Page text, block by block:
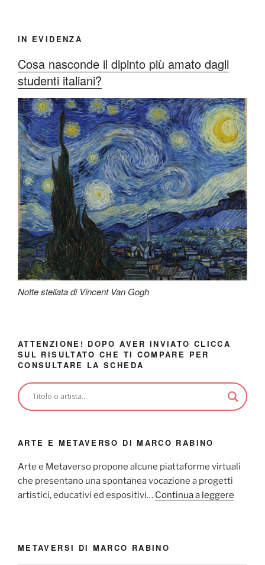
IN EVIDENZA
Cosa nasconde il dipinto più amato dagli
studenti italiani?
Notte stellata di Vincent Van Gogh
ATTENZIONE! DOPO AVER INVIATO CLICCA
SUL RISULTATO CHE TI COMPARE PER
CONSULTARE LA SCHEDA
ARTE E METAVERSO DI MARCO RABINO
Arte e Metaverso propone alcune piattaforme virtuali
che presentano una spontanea vocazione a progetti
artistici, educativi ed espositivi… Continua a leggere
METAVERSI DI MARCO RABINO